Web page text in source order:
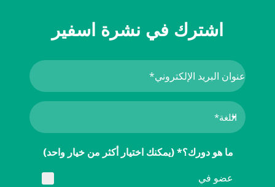
اشترك في نشرة اسفير
ما هو دورك؟* (يمكنك اختيار أكثر من خيار واحد)
عضو في